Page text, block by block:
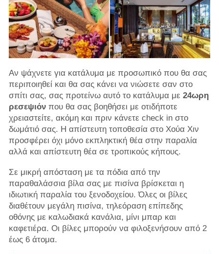
Αν ψάχνετε για κατάλυμα με προσωπικό που θα σας
περιποιηθεί και θα σας κάνει να νιώσετε σαν στο
σπίτι σας, σας προτείνω αυτό το κατάλυμα με 24ωρη
ρεσεψιόνπου θα σας βοηθήσει με οτιδήποτε
χρειαστείτε, ακόμη και πριν κάνετε check in στο
δωμάτιό σας. Η απίστευτη τοποθεσία στο Χούα Χιν
προσφέρει όχι μόνο εκπληκτική θέα στην παραλία
αλλά και απίστευτη θέα σε τροπικούς κήπους.
Σε μικρή απόσταση με τα πόδια από την
παραθαλάσσια βίλα σας με πισίνα βρίσκεται η
ιδιωτική παραλία του ξενοδοχείου. Όλες οι βίλες
διαθέτουν μεγάλη πισίνα, τηλεόραση επίπεδης
οθόνης με καλωδιακά κανάλια, μίνι μπαρ και
καφετιέρα. Οι βίλες μπορούν να φιλοξενήσουν από 2
έως 6 άτομα.